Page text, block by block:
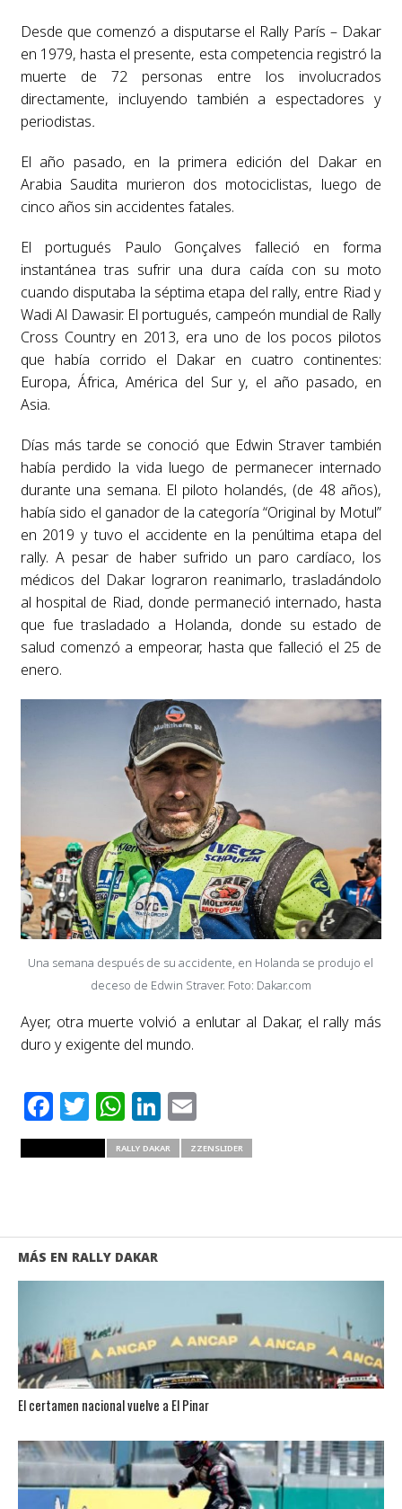
Desde que comenzó a disputarse el Rally París – Dakar
en 1979, hasta el presente, esta competencia registró la
muerte de 72 personas entre los involucrados
directamente, incluyendo también a espectadores y
periodistas.
El año pasado, en la primera edición del Dakar en
Arabia Saudita murieron dos motociclistas, luego de
cinco años sin accidentes fatales.
El portugués Paulo Gonçalves falleció en forma
instantánea tras sufrir una dura caída con su moto
cuando disputaba la séptima etapa del rally, entre Riad y
Wadi Al Dawasir. El portugués, campeón mundial de Rally
Cross Country en 2013, era uno de los pocos pilotos
que había corrido el Dakar en cuatro continentes:
Europa, África, América del Sur y, el año pasado, en
Asia.
Días más tarde se conoció que Edwin Straver también
había perdido la vida luego de permanecer internado
durante una semana. El piloto holandés, (de 48 años),
había sido el ganador de la categoría “Original by Motul”
en 2019 y tuvo el accidente en la penúltima etapa del
rally. A pesar de haber sufrido un paro cardíaco, los
médicos del Dakar lograron reanimarlo, trasladándolo
al hospital de Riad, donde permaneció internado, hasta
que fue trasladado a Holanda, donde su estado de
salud comenzó a empeorar, hasta que falleció el 25 de
enero.
Una semana después de su accidente, en Holanda se produjo el
deceso de Edwin Straver. Foto: Dakar.com
Ayer, otra muerte volvió a enlutar al Dakar, el rally más
duro y exigente del mundo.
Facebook
Twitter
WhatsApp
LinkedIn
Email
RALLY DAKAR ZZENSLIDER
MÁS EN RALLY DAKAR
El certamen nacional vuelve a El Pinar